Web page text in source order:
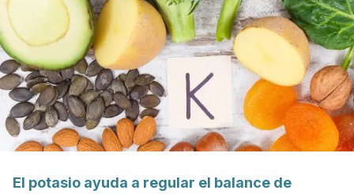
El potasio ayuda a regular el balance de